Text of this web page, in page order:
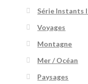
Série Instants
Voyages
Montagne
Mer / Océan
Paysages